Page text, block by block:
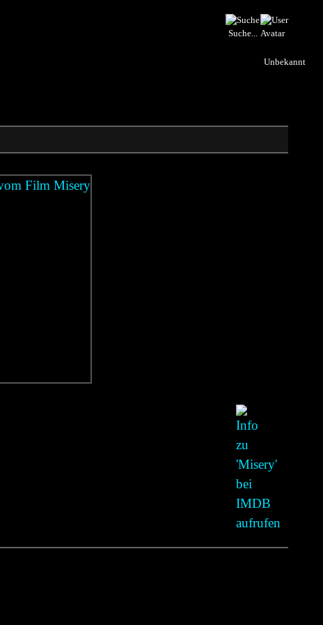
Suche...
Unbekannt